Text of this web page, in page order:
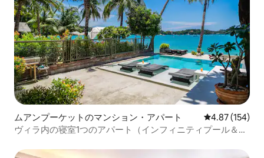
ムアンプーケットのマンション・アパート レビュー154
4.87 (154)
ヴィラ内の寝室1つのアパート（インフィニティプール＆ビ